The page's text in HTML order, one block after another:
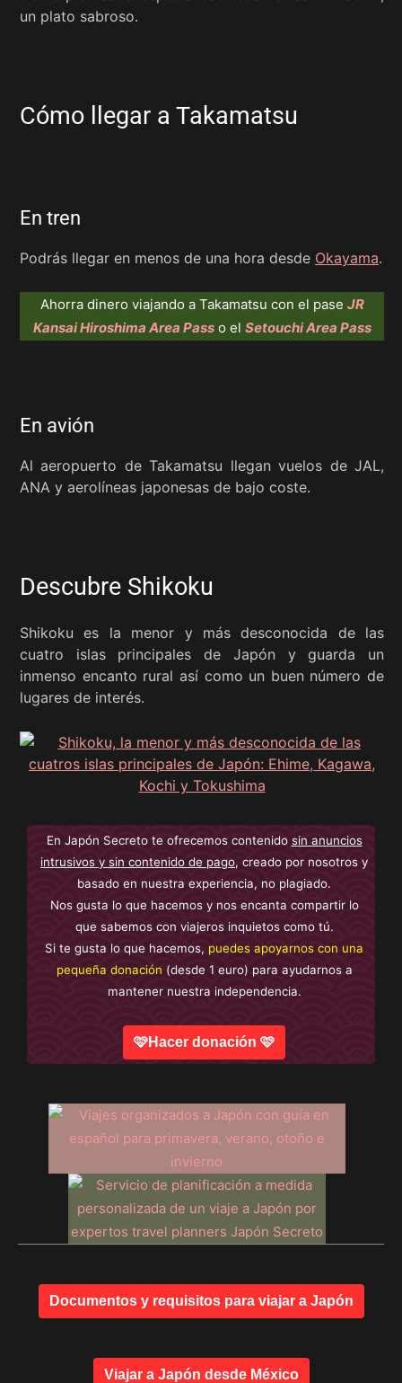
un plato sabroso.
Cómo llegar a Takamatsu
En tren
Podrás llegar en menos de una hora desde Okayama.
Ahorra dinero viajando a Takamatsu con el pase JR
Kansai Hiroshima Area Pass o el Setouchi Area Pass
En avión
Al aeropuerto de Takamatsu llegan vuelos de JAL,
ANA y aerolíneas japonesas de bajo coste.
Descubre Shikoku
Shikoku es la menor y más desconocida de las
cuatro islas principales de Japón y guarda un
inmenso encanto rural así como un buen número de
lugares de interés.
En Japón Secreto te ofrecemos contenido sin anuncios
intrusivos y sin contenido de pago, creado por nosotros y
basado en nuestra experiencia, no plagiado.
Nos gusta lo que hacemos y nos encanta compartir lo
que sabemos con viajeros inquietos como tú.
Si te gusta lo que hacemos, puedes apoyarnos con una
pequeña donación (desde 1 euro) para ayudarnos a
mantener nuestra independencia.
🩷Hacer donación 🩷
Documentos y requisitos para viajar a Japón
Viajar a Japón desde México